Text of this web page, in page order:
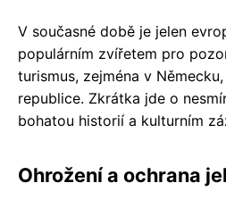
V současné době je jelen
populárním zvířetem pro
turismus, zejména v
republice. Zkrátka jde o
bohatou historií a kulturním
Ohrožení a ochrana